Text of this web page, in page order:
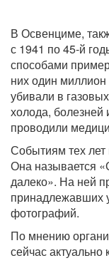
В Освенциме,
с 1941 по 45-й
способами
них один
убивали в
холода, болезней
проводили
Событиям тех
Она называется
далеко». На ней
принадлежавших
фотографий.
По мнению
сейчас актуально